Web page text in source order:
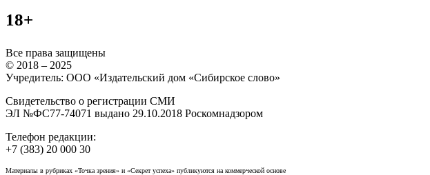
18+
Все права защищены
© 2018 – 2025
Учредитель: ООО «Издательский дом «Сибирское слово»
Свидетельство о регистрации СМИ
ЭЛ №ФС77-74071 выдано 29.10.2018 Роскомнадзором
Телефон редакции:
+7 (383) 20 000 30
Материалы в рубриках «Точка зрения» и «Секрет успеха» публикуются на коммерческой основе